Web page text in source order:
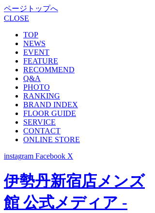
ページトップへ
CLOSE
TOP
NEWS
EVENT
FEATURE
RECOMMEND
Q&A
PHOTO
RANKING
BRAND INDEX
FLOOR GUIDE
SERVICE
CONTACT
ONLINE STORE
instagram Facebook X
伊勢丹新宿店メンズ
館 公式メディア -